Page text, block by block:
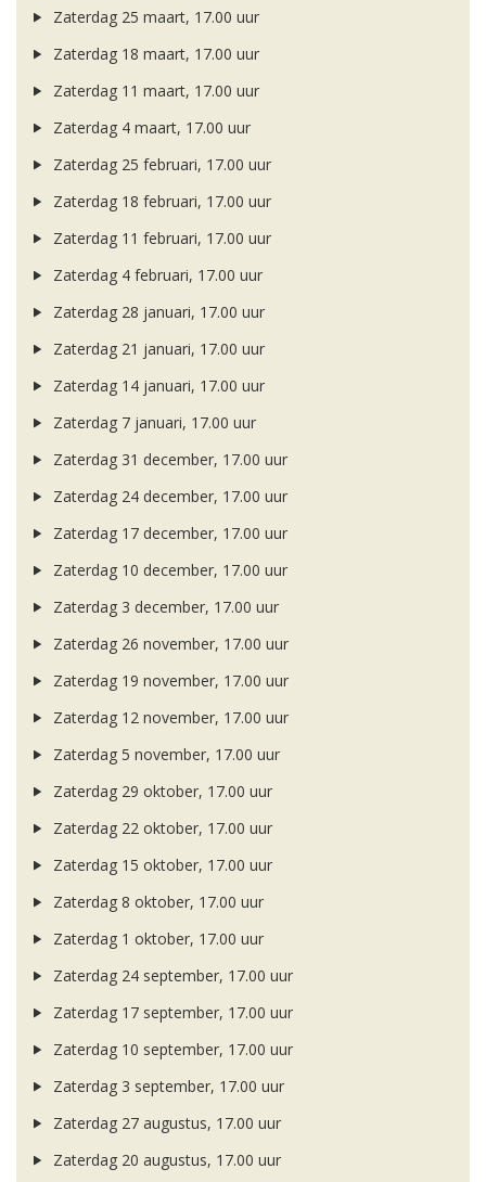
Zaterdag 25 maart, 17.00 uur
Zaterdag 18 maart, 17.00 uur
Zaterdag 11 maart, 17.00 uur
Zaterdag 4 maart, 17.00 uur
Zaterdag 25 februari, 17.00 uur
Zaterdag 18 februari, 17.00 uur
Zaterdag 11 februari, 17.00 uur
Zaterdag 4 februari, 17.00 uur
Zaterdag 28 januari, 17.00 uur
Zaterdag 21 januari, 17.00 uur
Zaterdag 14 januari, 17.00 uur
Zaterdag 7 januari, 17.00 uur
Zaterdag 31 december, 17.00 uur
Zaterdag 24 december, 17.00 uur
Zaterdag 17 december, 17.00 uur
Zaterdag 10 december, 17.00 uur
Zaterdag 3 december, 17.00 uur
Zaterdag 26 november, 17.00 uur
Zaterdag 19 november, 17.00 uur
Zaterdag 12 november, 17.00 uur
Zaterdag 5 november, 17.00 uur
Zaterdag 29 oktober, 17.00 uur
Zaterdag 22 oktober, 17.00 uur
Zaterdag 15 oktober, 17.00 uur
Zaterdag 8 oktober, 17.00 uur
Zaterdag 1 oktober, 17.00 uur
Zaterdag 24 september, 17.00 uur
Zaterdag 17 september, 17.00 uur
Zaterdag 10 september, 17.00 uur
Zaterdag 3 september, 17.00 uur
Zaterdag 27 augustus, 17.00 uur
Zaterdag 20 augustus, 17.00 uur